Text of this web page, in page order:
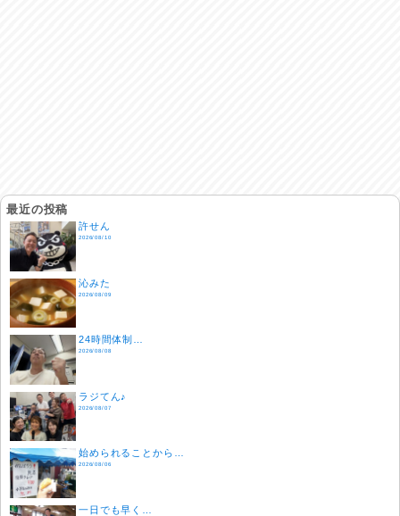
最近の投稿
許せん
2026/08/10
沁みた
2026/08/09
24時間体制…
2026/08/08
ラジてん♪
2026/08/07
始められることから…
2026/08/06
一日でも早く…